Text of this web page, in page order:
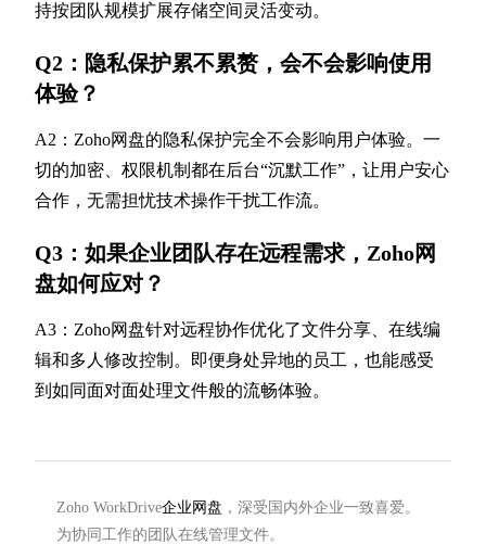
持按团队规模扩展存储空间灵活变动。
Q2：隐私保护累不累赘，会不会影响使用
体验？
A2：Zoho网盘的隐私保护完全不会影响用户体验。一
切的加密、权限机制都在后台“沉默工作”，让用户安心
合作，无需担忧技术操作干扰工作流。
Q3：如果企业团队存在远程需求，Zoho网
盘如何应对？
A3：Zoho网盘针对远程协作优化了文件分享、在线编
辑和多人修改控制。即便身处异地的员工，也能感受
到如同面对面处理文件般的流畅体验。
Zoho WorkDrive企业网盘 ，深受国内外企业一致喜爱。
为协同工作的团队在线管理文件。